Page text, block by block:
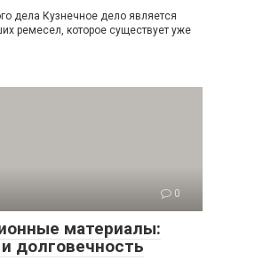
дела Кузнечное дело является
ремесел, которое существует уже
0
материалы:
долговечность